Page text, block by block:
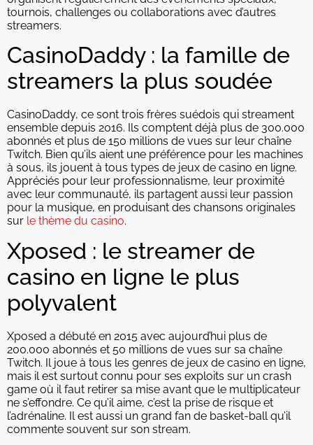
tournois, challenges ou collaborations avec d’autres
streamers.
CasinoDaddy : la famille de
streamers la plus soudée
CasinoDaddy, ce sont trois frères suédois qui streament
ensemble depuis 2016. Ils comptent déjà plus de 300.000
abonnés et plus de 150 millions de vues sur leur chaîne
Twitch. Bien qu’ils aient une préférence pour les machines
à sous, ils jouent à tous types de jeux de casino en ligne.
Appréciés pour leur professionnalisme, leur proximité
avec leur communauté, ils partagent aussi leur passion
pour la musique, en produisant des chansons originales
sur le thème du casino.
Xposed : le streamer de
casino en ligne le plus
polyvalent
Xposed a débuté en 2015 avec aujourd’hui plus de
200.000 abonnés et 50 millions de vues sur sa chaîne
Twitch. Il joue à tous les genres de jeux de casino en ligne,
mais il est surtout connu pour ses exploits sur un crash
game où il faut retirer sa mise avant que le multiplicateur
ne s’effondre. Ce qu’il aime, c’est la prise de risque et
l’adrénaline. Il est aussi un grand fan de basket-ball qu’il
commente souvent sur son stream.